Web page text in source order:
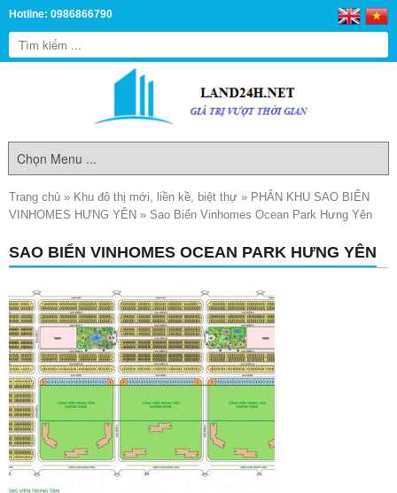
Hotline: 0986866790
Trang chủ » Khu đô thị mới, liền kề, biệt thự » PHÂN KHU SAO BIỂN
VINHOMES HƯNG YÊN » Sao Biển Vinhomes Ocean Park Hưng Yên
SAO BIỂN VINHOMES OCEAN PARK HƯNG YÊN